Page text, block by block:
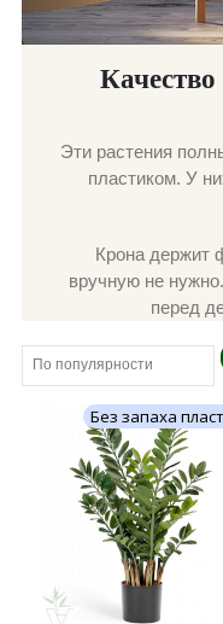
Эти растения
пластиком. У
Крона держит
вручную не
перед
Без запаха